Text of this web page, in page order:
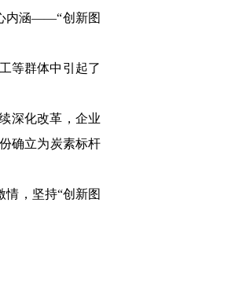
内涵——“创新图
等群体中引起了
深化改革，企业
确立为炭素标杆
，坚持“创新图